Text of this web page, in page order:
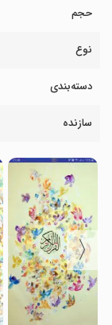
حجم
نوع
دسته‌بندی
سازنده
〈